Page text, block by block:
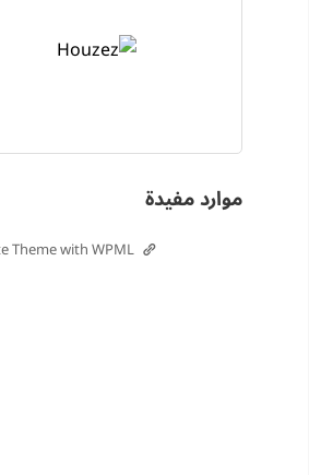
موارد مفيدة
Theme with WPML